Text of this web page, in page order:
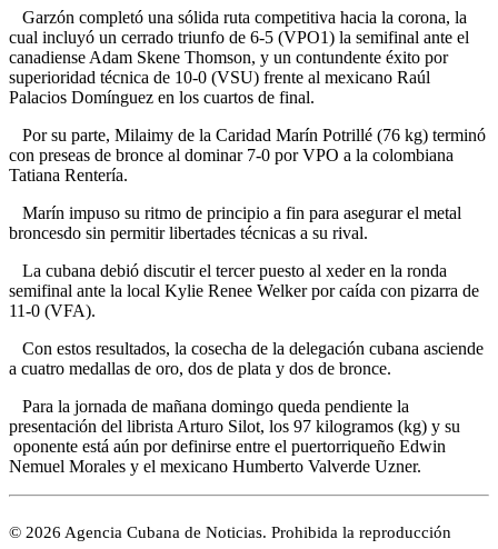
Garzón completó una sólida ruta competitiva hacia la corona, la
cual incluyó un cerrado triunfo de 6-5 (VPO1) la semifinal ante el
canadiense Adam Skene Thomson, y un contundente éxito por
superioridad técnica de 10-0 (VSU) frente al mexicano Raúl
Palacios Domínguez en los cuartos de final.
Por su parte, Milaimy de la Caridad Marín Potrillé (76 kg) terminó
con preseas de bronce al dominar 7-0 por VPO a la colombiana
Tatiana Rentería.
Marín impuso su ritmo de principio a fin para asegurar el metal
broncesdo sin permitir libertades técnicas a su rival.
La cubana debió discutir el tercer puesto al xeder en la ronda
semifinal ante la local Kylie Renee Welker por caída con pizarra de
11-0 (VFA).
Con estos resultados, la cosecha de la delegación cubana asciende
a cuatro medallas de oro, dos de plata y dos de bronce.
Para la jornada de mañana domingo queda pendiente la
presentación del librista Arturo Silot, los 97 kilogramos (kg) y su
oponente está aún por definirse entre el puertorriqueño Edwin
Nemuel Morales y el mexicano Humberto Valverde Uzner.
© 2026 Agencia Cubana de Noticias. Prohibida la reproducción